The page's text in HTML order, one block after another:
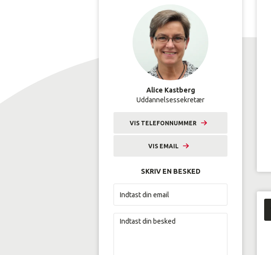
Alice Kastberg
Uddannelsessekretær
VIS TELEFONNUMMER
9633 2243
VIS EMAIL
alka@amunordjylland.dk
SKRIV EN BESKED